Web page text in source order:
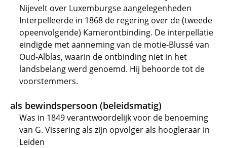
Nijevelt over Luxemburgse aangelegenheden
Interpelleerde in 1868 de regering over de (tweede
opeenvolgende) Kamerontbinding. De interpellatie
eindigde met aanneming van de motie-Blussé van
Oud-Alblas, waarin de ontbinding niet in het
landsbelang werd genoemd. Hij behoorde tot de
voorstemmers.
als bewindspersoon (beleidsmatig)
Was in 1849 verantwoordelijk voor de benoeming
van G. Vissering als zijn opvolger als hoogleraar in
Leiden